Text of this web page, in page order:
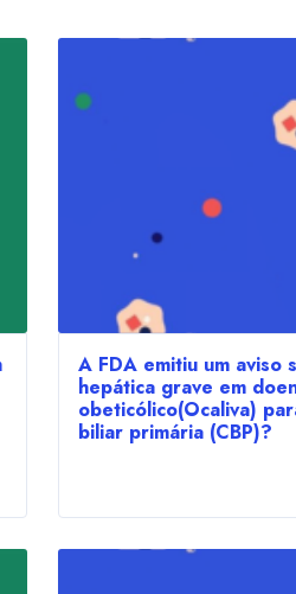
A FDA emitiu um aviso
hepática grave em
obeticólico(Ocaliva)
biliar primária (CBP)?